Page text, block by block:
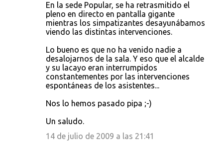
En la sede Popular, se ha retrasmitido el
pleno en directo en pantalla gigante
mientras los simpatizantes desayunábamos
viendo las distintas intervenciones.
Lo bueno es que no ha venido nadie a
desalojarnos de la sala. Y eso que el alcalde
y su lacayo eran interrumpidos
constantementes por las intervenciones
espontáneas de los asistentes...
Nos lo hemos pasado pipa ;-)
Un saludo.
14 de julio de 2009 a las 21:41